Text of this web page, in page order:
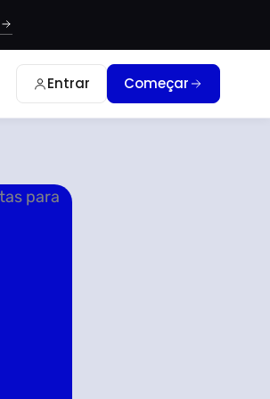
Entrar Começar